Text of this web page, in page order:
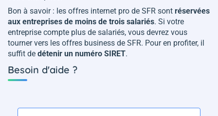
Bon à savoir : les offres internet pro de SFR sont réservées
aux entreprises de moins de trois salariés. Si votre
entreprise compte plus de salariés, vous devrez vous
tourner vers les offres business de SFR. Pour en profiter, il
suffit de détenir un numéro SIRET.
Besoin d'aide ?